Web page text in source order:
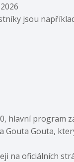
jsou
hlavní program
Gouta Gouta,
na oficiálních